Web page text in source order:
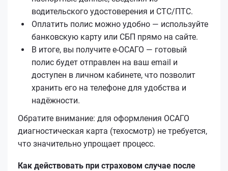
водительского удостоверения и СТС/ПТС.
Оплатить полис можно удобно — используйте
банковскую карту или СБП прямо на сайте.
В итоге, вы получите е‑ОСАГО — готовый
полис будет отправлен на ваш email и
доступен в личном кабинете, что позволит
хранить его на телефоне для удобства и
надёжности.
Обратите внимание: для оформления ОСАГО
диагностическая карта (техосмотр) не требуется,
что значительно упрощает процесс.
Как действовать при страховом случае после